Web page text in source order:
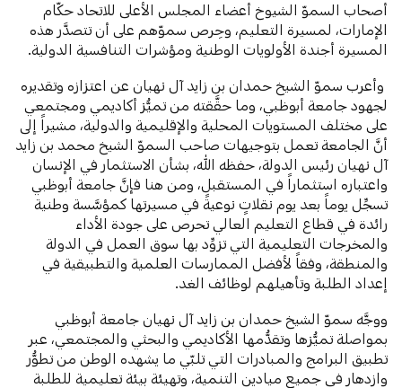
أصحاب السموّ الشيوخ أعضاء المجلس الأعلى للاتحاد حكّام
الإمارات، لمسيرة التعليم، وحِرص سموّهم على أن تتصدَّر هذه
المسيرة أجندة الأولويات الوطنية ومؤشرات التنافسية الدولية.
وأعرب سموّ الشيخ حمدان بن زايد آل نهيان عن اعتزازه وتقديره
لجهود جامعة أبوظبي، وما حقَّقته من تميُّز أكاديمي ومجتمعي
على مختلف المستويات المحلية والإقليمية والدولية، مشيراً إلى
أنَّ الجامعة تعمل بتوجيهات صاحب السموّ الشيخ محمد بن زايد
آل نهيان رئيس الدولة، حفظه الله، بشأن الاستثمار في الإنسان
واعتباره استثماراً في المستقبل، ومن هنا فإنَّ جامعة أبوظبي
تسجِّل يوماً بعد يوم نقلاتٍ نوعيةً في مسيرتها كمؤسَّسة وطنية
رائدة في قطاع التعليم العالي تحرص على جودة الأداء
والمخرجات التعليمية التي تزوِّد بها سوق العمل في الدولة
والمنطقة، وفقاً لأفضل الممارسات العلمية والتطبيقية في
إعداد الطلبة وتأهيلهم لوظائف الغد.
ووجَّه سموّ الشيخ حمدان بن زايد آل نهيان جامعة أبوظبي
بمواصلة تميُّزها وتقدُّمها الأكاديمي والبحثي والمجتمعي، عبر
تطبيق البرامج والمبادرات التي تلبّي ما يشهده الوطن من تطوُّر
وازدهار في جميع ميادين التنمية، وتهيئة بيئة تعليمية للطلبة